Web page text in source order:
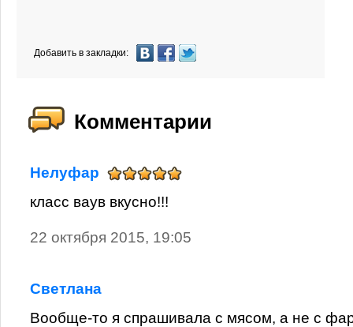
Добавить в закладки:
Комментарии
Нелуфар
класс ваув вкусно!!!
22 октября 2015, 19:05
Светлана
Вообще-то я спрашивала с мясом, а не с